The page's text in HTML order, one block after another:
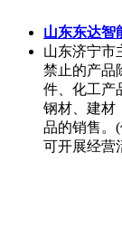
山东东达智
山东济宁市
禁止的产品
件、化工产
钢材、建材
品的销售。
可开展经营